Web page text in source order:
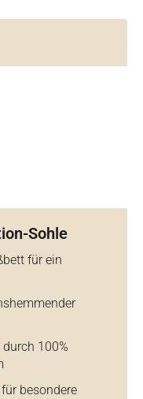
Sohle
für ein
100%
besondere